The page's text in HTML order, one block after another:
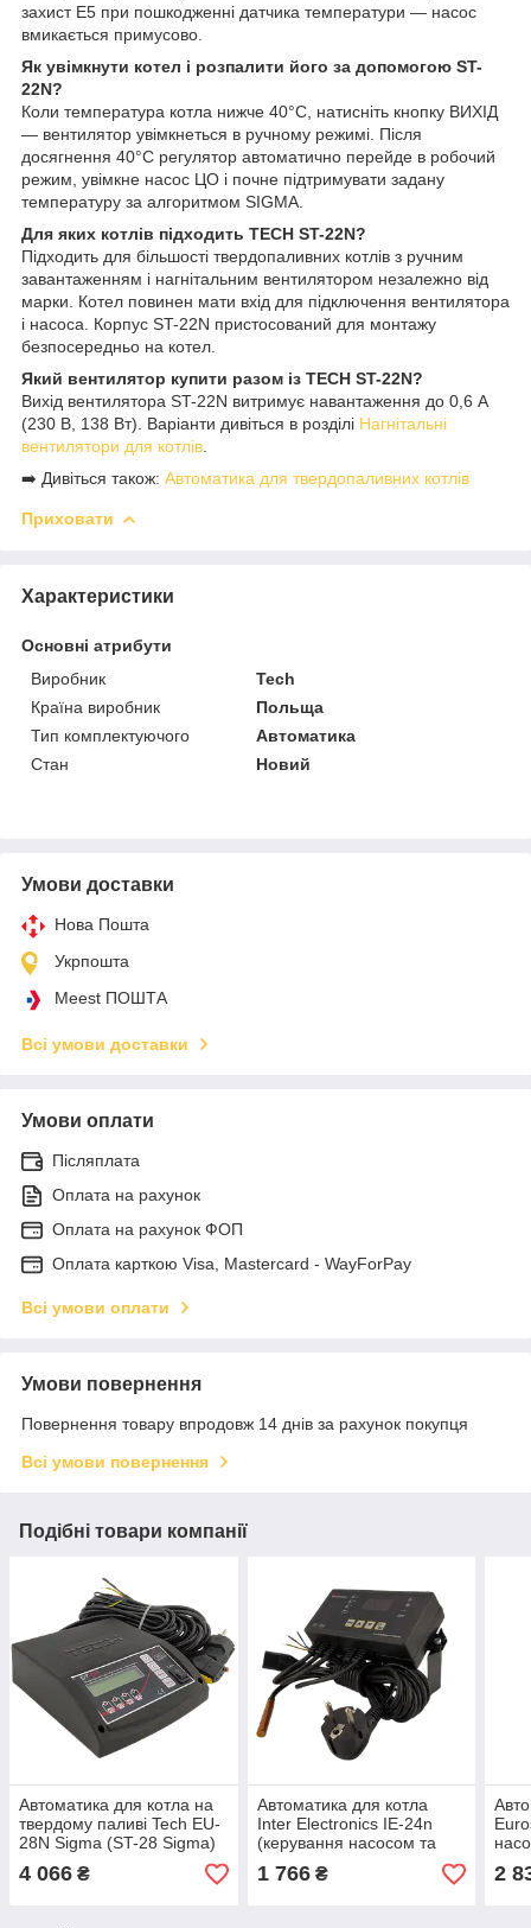
захист E5 при пошкодженні датчика температури — насос
вмикається примусово.
Як увімкнути котел і розпалити його за допомогою ST-
22N?
Коли температура котла нижче 40°C, натисніть кнопку ВИХІД
— вентилятор увімкнеться в ручному режимі. Після
досягнення 40°C регулятор автоматично перейде в робочий
режим, увімкне насос ЦО і почне підтримувати задану
температуру за алгоритмом SIGMA.
Для яких котлів підходить TECH ST-22N?
Підходить для більшості твердопаливних котлів з ручним
завантаженням і нагнітальним вентилятором незалежно від
марки. Котел повинен мати вхід для підключення вентилятора
і насоса. Корпус ST-22N пристосований для монтажу
безпосередньо на котел.
Який вентилятор купити разом із TECH ST-22N?
Вихід вентилятора ST-22N витримує навантаження до 0,6 А
(230 В, 138 Вт). Варіанти дивіться в розділі Нагнітальні
вентилятори для котлів
➡️ Дивіться також: Автоматика для твердопаливних котлів
Приховати
Характеристики
Основні атрибути
Виробник
Tech
Країна виробник
Польща
Тип комплектуючого
Автоматика
Стан
Новий
Умови доставки
Нова Пошта
Укрпошта
Meest ПОШТА
Всі умови доставки
Умови оплати
Післяплата
Оплата на рахунок
Оплата на рахунок ФОП
Оплата карткою Visa, Mastercard - WayForPay
Всі умови оплати
Умови повернення
Повернення товару впродовж 14 днів за рахунок покупця
Всі умови повернення
Подібні товари компанії
Автоматика для котла на
твердому паливі Tech EU-
28N Sigma (ST-28 Sigma)
4 066 ₴
Автоматика для котла
Inter Electronics IE-24n
(керування насосом та
вентилятором)
1 766₴ 2